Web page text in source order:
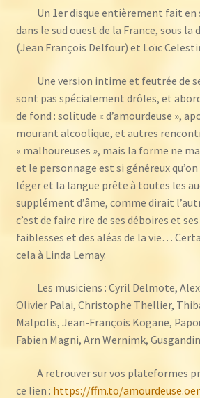
Un 1er disque entièrement fait en
dans le sud ouest de la France, sous la
(Jean François Delfour) et Loïc
Une version intime et feutrée de
sont pas spécialement drôles, et
de fond : solitude « d’amourdeuse »,
mourant alcoolique, et autres
« malhoureuses », mais la forme ne
et le personnage est si généreux
léger et la langue prête à toutes les
supplément d’âme, comme dirait
c’est de faire rire de ses déboires et
faiblesses et des aléas de la vie…
cela à Linda Lemay.
Les musiciens : Cyril Delmote,
Olivier Palai, Christophe Thellier,
Malpolis, Jean-François Kogane,
Fabien Magni, Arn Wernimk,
A retrouver sur vos plateformes
ce lien : https://ffm.to/